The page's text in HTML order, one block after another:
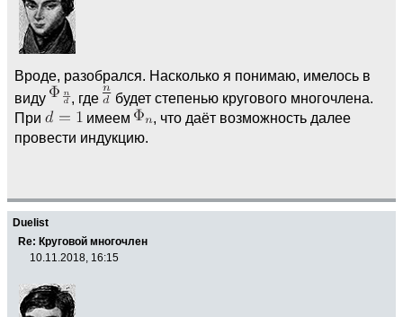
Вроде, разобрался. Насколько я понимаю, имелось в
виду
, где
будет степенью кругового многочлена.
При
имеем
, что даёт возможность далее
провести индукцию.
Duelist
Re: Круговой многочлен
10.11.2018, 16:15